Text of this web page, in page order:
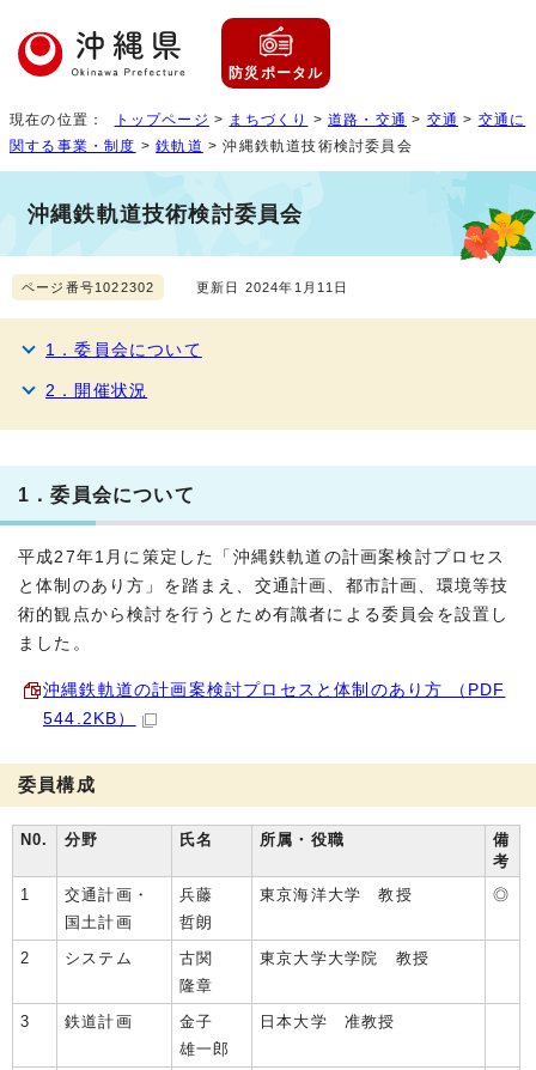
防災ポータル
現在の位置： トップページ > まちづくり >道路・交通 > 交通 > 交通に
関する事業・制度 >鉄軌道 > 沖縄鉄軌道技術検討委員会
沖縄鉄軌道技術検討委員会
ページ番号1022302 更新日 2024年1月11日
1．委員会について
2．開催状況
1．委員会について
平成27年1月に策定した「沖縄鉄軌道の計画案検討プロセス
と体制のあり方」を踏まえ、交通計画、都市計画、環境等技
術的観点から検討を行うとため有識者による委員会を設置し
ました。
沖縄鉄軌道の計画案検討プロセスと体制のあり方 （PDF
544.2KB）
委員構成
N0. 分野 氏名 所属・役職
備
考
1
交通計画・
国土計画
兵藤
哲朗
東京海洋大学 教授 ◎
2 システム
古関
隆章
東京大学大学院 教授
3 鉄道計画
金子
雄一郎
日本大学 准教授